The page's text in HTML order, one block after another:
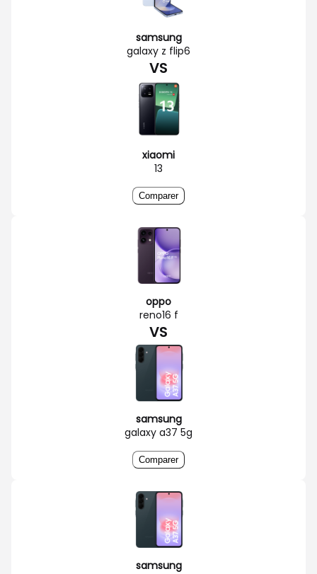
samsung
galaxy z flip6
VS
xiaomi
13
Comparer
oppo
reno16 f
VS
samsung
galaxy a37 5g
Comparer
samsung